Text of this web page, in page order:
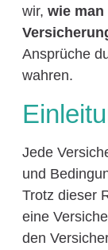
wir, wie
Ansprüche
wahren.
Jede
und
Trotz dieser
eine
den